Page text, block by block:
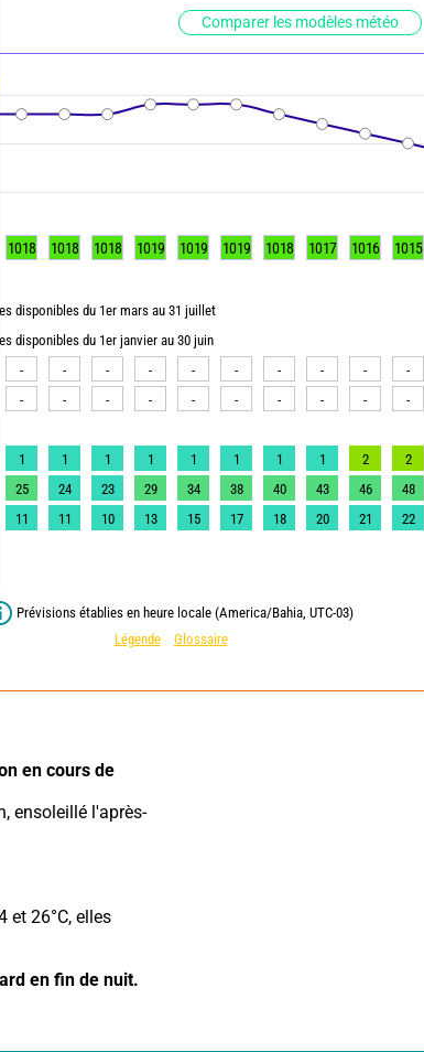
Comparer les modèles météo
1018 1018 1018 1019 1019 1019 1018 1017 1016 1015
disponibles du 1er mars au 31 juillet
disponibles du 1er janvier au 30 juin
- - - - - - - - - -
- - - - - - - - - -
1 1 1 1 1 1 1 1 2 2
25 24 23 29 34 38 40 43 46 48
11 11 10 13 15 17 18 20 21 22
Prévisions établies en heure locale (America/Bahia, UTC-03)
Légende
Glossaire
en cours de
et 26°C, elles
en fin de nuit.